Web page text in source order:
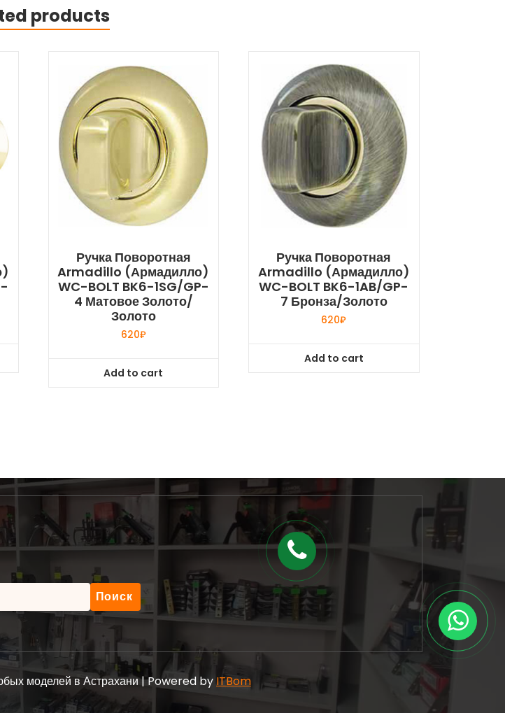
products
Ручка Поворотная
Armadillo (Армадилло)
WC-BOLT BK6-1SG/GP-
4 Матовое Золото/
Золото
620₽
Add to cart
Ручка Поворотная
Armadillo (Армадилло)
WC-BOLT BK6-1AB/GP-
7 Бронза/золото
620₽
Add to cart
моделей в Астрахани | Powered by ITBom